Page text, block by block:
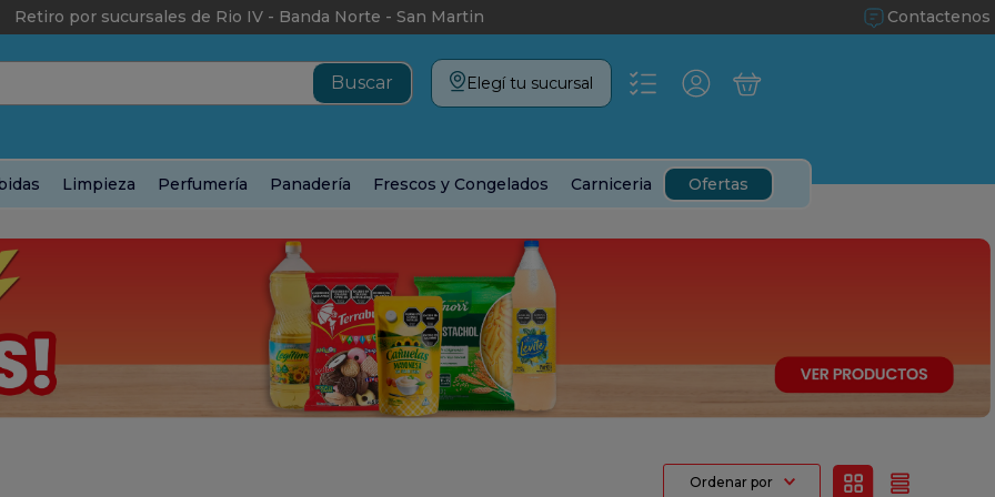
Retiro por sucursales de Rio IV - Banda Norte - San Martin Contactenos
Elegí tu sucursal
Limpieza Perfumería Panadería Frescos y Congelados Carniceria Ofertas
Ordenar por